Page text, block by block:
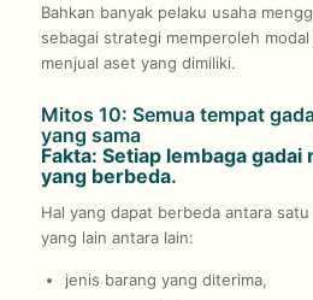
Bahkan banyak pelaku usaha
sebagai strategi memperoleh
menjual aset yang dimiliki.
Mitos 10: Semua tempat
yang sama
Fakta: Setiap lembaga gadai
yang berbeda.
Hal yang dapat berbeda antara
yang lain antara lain:
jenis barang yang diterima,